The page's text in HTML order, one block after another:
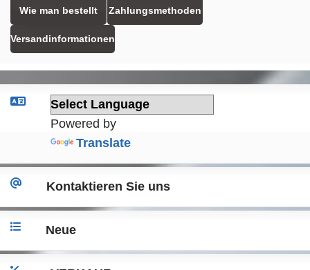
Wie man bestellt Zahlungsmethoden
Versandinformationen
Powered by
Translate
Kontaktieren Sie uns
Neue